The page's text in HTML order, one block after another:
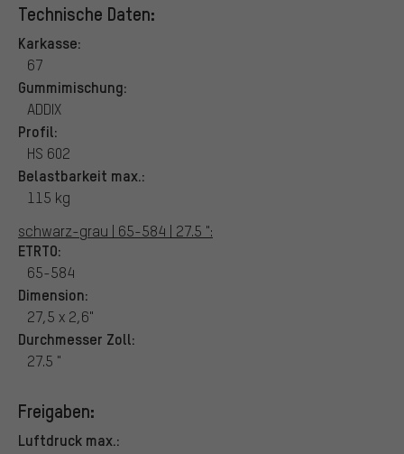
Technische Daten:
Karkasse:
67
Gummimischung:
ADDIX
Profil:
HS 602
Belastbarkeit max.:
115 kg
schwarz-grau | 65-584 | 27.5 ":
ETRTO:
65-584
Dimension:
27,5 x 2,6"
Durchmesser Zoll:
27.5 "
Freigaben:
Luftdruck max.: